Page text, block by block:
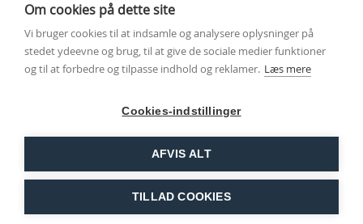
LUK
LEVERING DAG-TIL-DAG VED BESTILLING FØR KL.
INFORMATION
USB STIK MED LOGO
HANDELSBETINGELSER
PERSONDATAPOLITIK
Copyright ©2026 USBSHOPPEN.DK
Om cookies på dette site
Vi bruger cookies til at indsamle og analysere oplysninger på
stedet ydeevne og brug, til at give de sociale medier funktioner
og til at forbedre og tilpasse indhold og reklamer. Læs mere
Cookies-indstillinger
AFVIS ALT
TILLAD COOKIES